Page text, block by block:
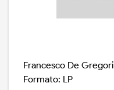
Francesco De Gregori
Formato: LP